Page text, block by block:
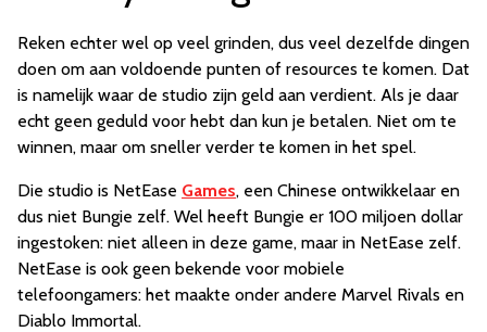
Reken echter wel op veel grinden, dus veel dezelfde dingen
doen om aan voldoende punten of resources te komen. Dat
is namelijk waar de studio zijn geld aan verdient. Als je daar
echt geen geduld voor hebt dan kun je betalen. Niet om te
winnen, maar om sneller verder te komen in het spel.
Die studio is NetEase Games, een Chinese ontwikkelaar en
dus niet Bungie zelf. Wel heeft Bungie er 100 miljoen dollar
ingestoken: niet alleen in deze game, maar in NetEase zelf.
NetEase is ook geen bekende voor mobiele
telefoongamers: het maakte onder andere Marvel Rivals en
Diablo Immortal.